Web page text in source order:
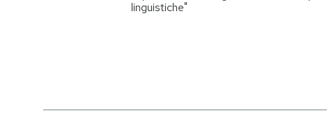
linguistiche"